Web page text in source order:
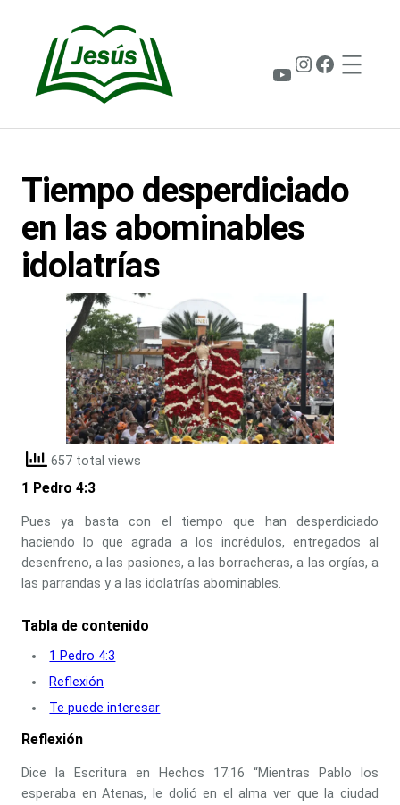
contenido
Instagram
YouTube
Tiempo desperdiciado
en las abominables
idolatrías
657 total views
1 Pedro 4:3
Pues ya basta con el tiempo que han desperdiciado
haciendo lo que agrada a los incrédulos, entregados al
desenfreno, a las pasiones, a las borracheras, a las orgías, a
las parrandas y a las idolatrías abominables.
Tabla de contenido
1 Pedro 4:3
Reflexión
Te puede interesar
Reflexión
Dice la Escritura en Hechos 17:16 “Mientras Pablo los
esperaba en Atenas, le dolió en el alma ver que la ciudad